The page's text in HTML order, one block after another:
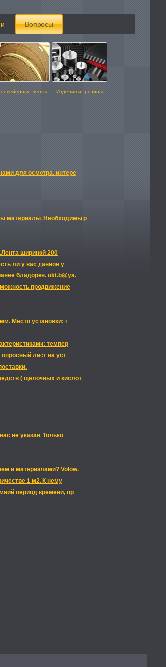
Вопросы
ленты Изделия из резины
для осмотра. интере
материалы. Необходимы р
шириной 200
ли у вас данное у
бладорен. ukt.b@ya.
продвижение
Место установки: г
темпер
лист на уст
( щелочных и кислот
не указан. Только
и материалами? Volow.
1 м2. К нему
период времени, пр